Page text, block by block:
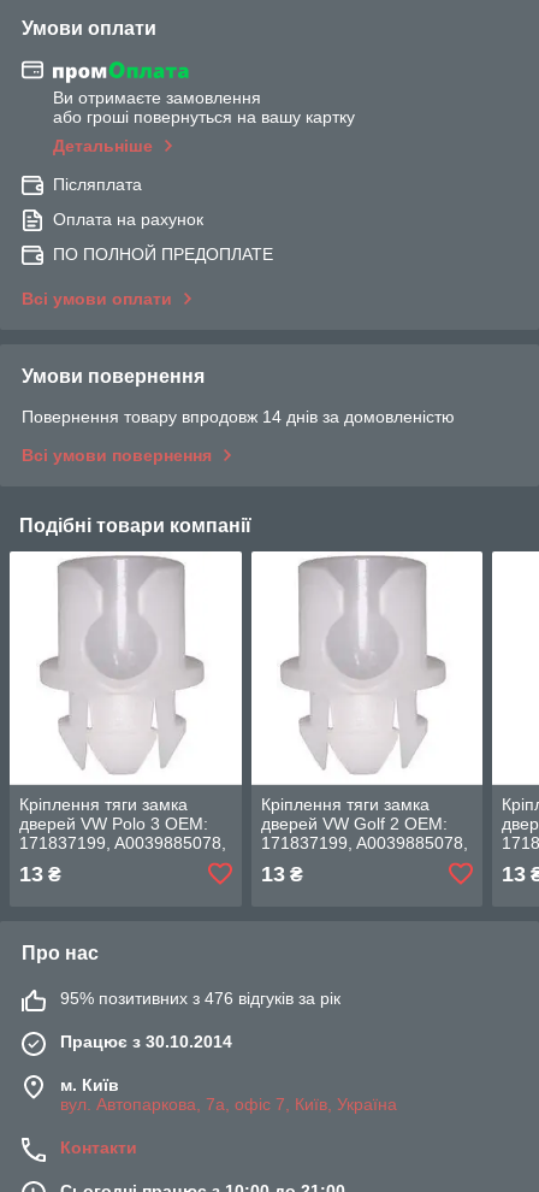
Умови оплати
Ви отримаєте замовлення
або гроші повернуться на вашу картку
Детальніше
Післяплата
Оплата на рахунок
ПО ПОЛНОЙ ПРЕДОПЛАТЕ
Всі умови оплати
Умови повернення
Повернення товару впродовж 14 днів за домовленістю
Всі умови повернення
Подібні товари компанії
Кріплення тяги замка
дверей VW Polo 3 OEM:
171837199, A0039885078,
13 ₴
Кріплення тяги замка
дверей VW Golf 2 OEM:
171837199, A0039885078,
13₴ 13
Про нас
95% позитивних з 476 відгуків за рік
Працює з 30.10.2014
м. Київ
вул. Автопаркова, 7а, офіс 7, Київ, Україна
Контакти